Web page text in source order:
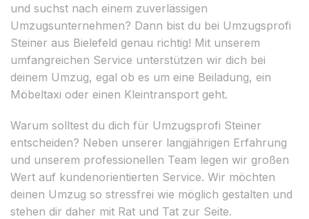
und suchst nach einem zuverlässigen
Umzugsunternehmen? Dann bist du bei Umzugsprofi
Steiner aus Bielefeld genau richtig! Mit unserem
umfangreichen Service unterstützen wir dich bei
deinem Umzug, egal ob es um eine Beiladung, ein
Möbeltaxi oder einen Kleintransport geht.
Warum solltest du dich für Umzugsprofi Steiner
entscheiden? Neben unserer langjährigen Erfahrung
und unserem professionellen Team legen wir großen
Wert auf kundenorientierten Service. Wir möchten
deinen Umzug so stressfrei wie möglich gestalten und
stehen dir daher mit Rat und Tat zur Seite.